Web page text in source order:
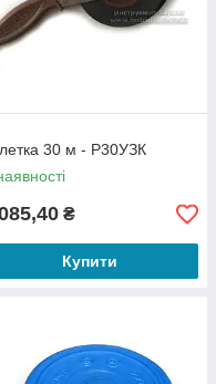
30 м - Р30УЗК
₴
Купити